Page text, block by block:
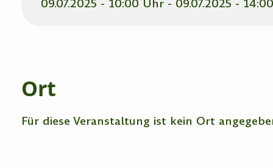
09.07.2025 - 10:00 Uhr - 09.07.2025 -
Ort
Für diese Veranstaltung ist kein Ort